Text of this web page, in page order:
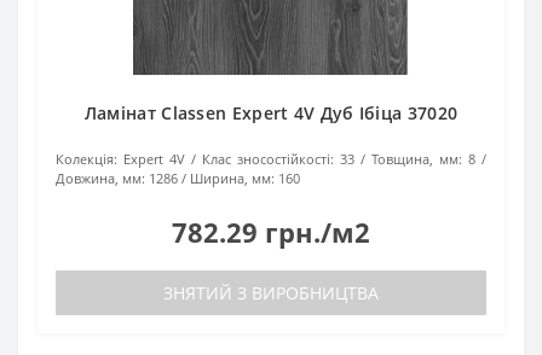
Ламінат Classen Expert 4V Дуб Ібіца 37020
Колекція: Expert 4V Клас зносостійкості: 33 Товщина, мм: 8
Довжина, мм: 1286 Ширина, мм: 160
782.29 грн./м2
ЗНЯТИЙ З ВИРОБНИЦТВА